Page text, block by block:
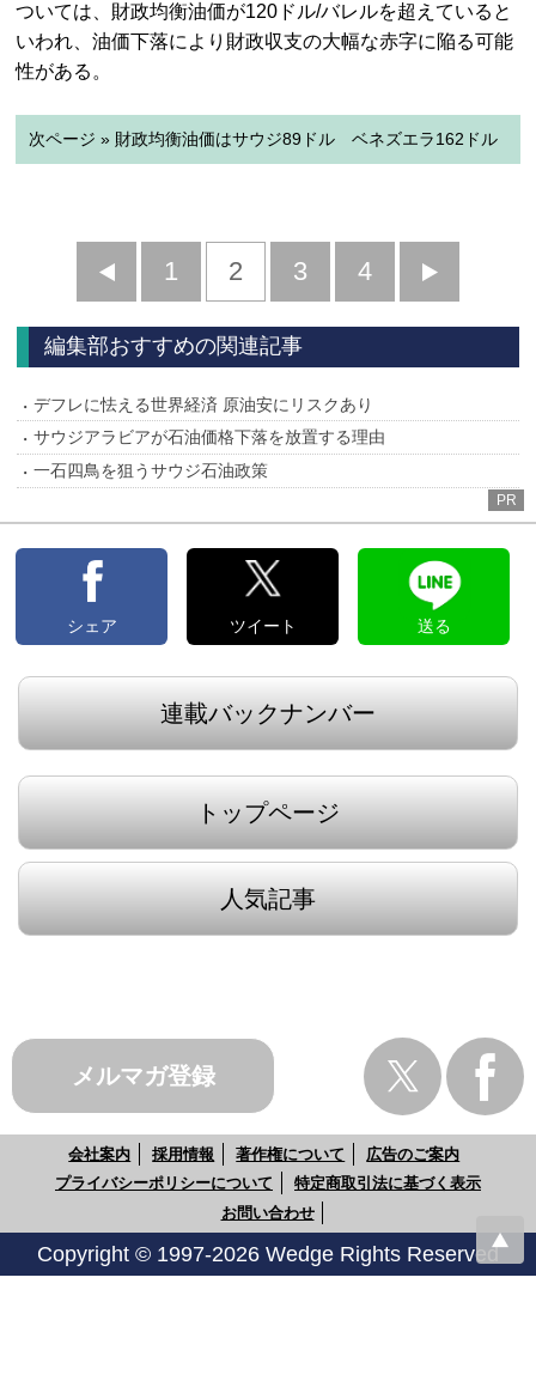
ついては、財政均衡油価が120ドル/バレルを超えていると
いわれ、油価下落により財政収支の大幅な赤字に陥る可能
性がある。
次ページ » 財政均衡油価はサウジ89ドル ベネズエラ162ドル
前
へ
1 2 3 4
へ
編集部おすすめの関連記事
デフレに怯える世界経済 原油安にリスクあり
サウジアラビアが石油価格下落を放置する理由
一石四鳥を狙うサウジ石油政策
PR
シェア ツイート 送る
連載バックナンバー
トップページ
人気記事
メルマガ登録
会社案内 採用情報 著作権について
広告のご案内
プライバシーポリシーについて
特定商取引法に基づく表示
お問い合わせ
Copyright © 1997-2026 Wedge Rights Reserved